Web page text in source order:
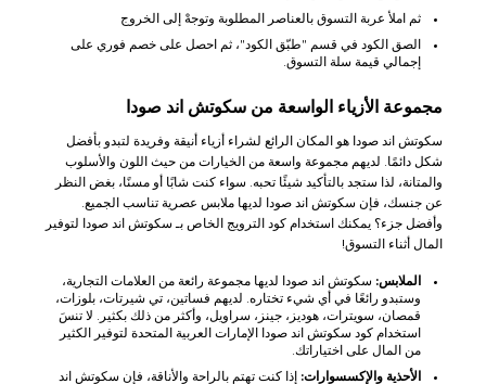
ثم املأ عربة التسوق بالعناصر المطلوبة وتوجهْ إلى الخروج
الصق الكود في قسم "طبّق الكود"، ثم احصل على خصم فوري على
إجمالي قيمة سلة التسوق.
مجموعة الأزياء الواسعة من سكوتش اند صودا
سكوتش اند صودا هو المكان الرائع لشراء أزياء أنيقة وفريدة لتبدو بأفضل
شكل دائمًا. لديهم مجموعة واسعة من الخيارات من حيث اللون والأسلوب
والمتانة، لذا ستجد بالتأكيد شيئًا تحبه. سواء كنت شابًا أو مسنًا، بغض النظر
عن جنسك، فإن سكوتش اند صودا لديها ملابس عصرية تناسب الجميع.
وأفضل جزء؟ يمكنك استخدام كود الترويج الخاص بـ سكوتش اند صودا لتوفير
المال أثناء التسوق!
الملابس: سكوتش اند صودا لديها مجموعة رائعة من العلامات التجارية،
وستبدو رائعًا في أي شيء تختاره. لديهم فساتين، تي شيرتات، بلوزات،
قمصان، سويترات، هوديز، جينز، سراويل، وأكثر من ذلك بكثير. لا تنسَ
استخدام كود سكوتش اند صودا الإمارات العربية المتحدة لتوفير الكثير
من المال على اختياراتك.
الأحذية والإكسسوارات: إذا كنت تهتم بالراحة والأناقة، فإن سكوتش اند